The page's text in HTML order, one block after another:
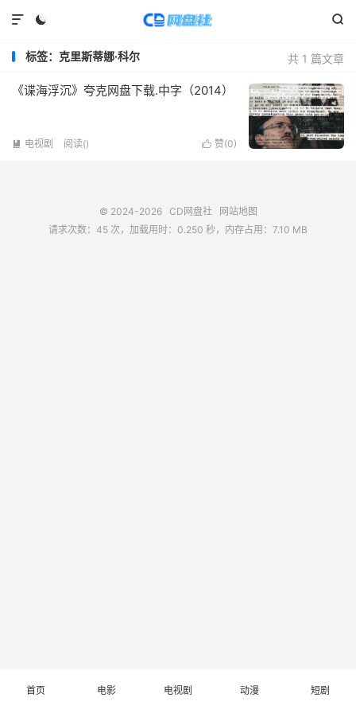
 

共 1 篇文章
标签：克里斯蒂娜·科尔
《谍海浮沉》夸克网盘下载.中字（2014）
 赞(0)
 电视剧 阅读()
© 2024-2026 CD网盘社
网站地图
请求次数：45 次，加载用时：0.250 秒，内存占用：7.10 MB
首页 电影 电视剧 动漫 短剧